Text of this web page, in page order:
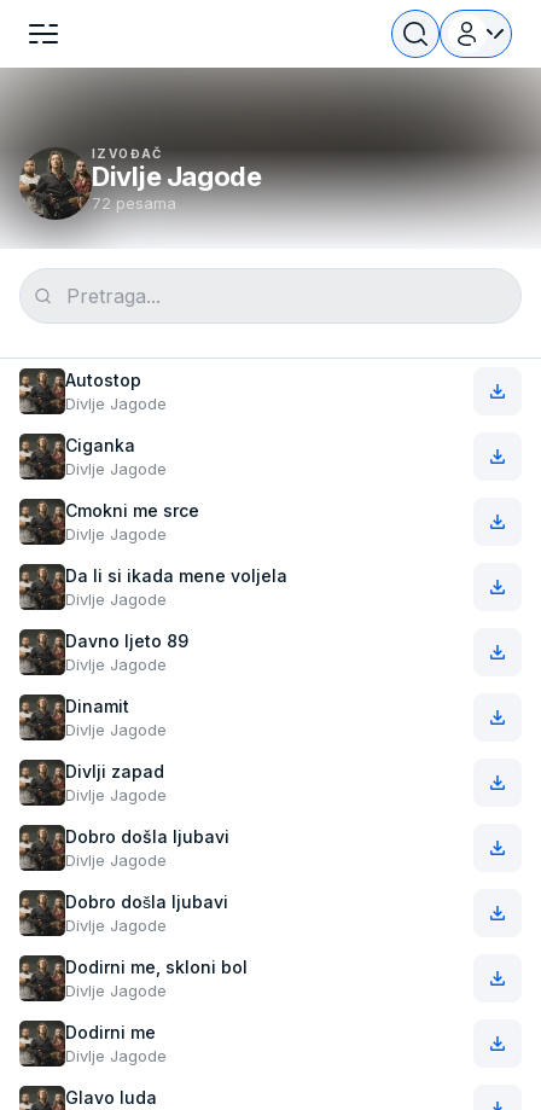
IZVOĐAČ
Divlje Jagode
72 pesama
Autostop
Divlje Jagode
Ciganka
Divlje Jagode
Cmokni me srce
Divlje Jagode
Da li si ikada mene voljela
Divlje Jagode
Davno ljeto 89
Divlje Jagode
Dinamit
Divlje Jagode
Divlji zapad
Divlje Jagode
Dobro došla ljubavi
Divlje Jagode
Dobro došla ljubavi
Divlje Jagode
Dodirni me, skloni bol
Divlje Jagode
Dodirni me
Divlje Jagode
Glavo luda